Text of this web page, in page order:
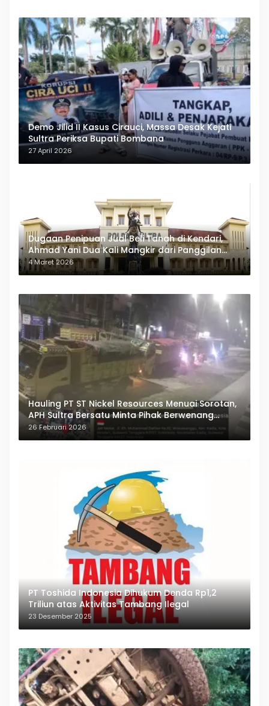
Demo Jilid II Kasus Cirauci, Massa Desak Kejati
Sultra Periksa Bupati Bombana
27 April 2026
Dugaan Penipuan Jual Beli Tanah di Kendari,
Ahmad Yani Dua Kali Mangkir dari Panggilan
Polda Sultra
4 Maret 2026
Hauling PT ST Nickel Resources Menuai Sorotan,
APH Sultra Bersatu Minta Pihak Berwenang
Bertindak
26 Februari 2026
PT Toshida Indonesia Dihukum Denda Rp1,2
Triliun atas Aktivitas Tambang Ilegal
23 Desember 2025